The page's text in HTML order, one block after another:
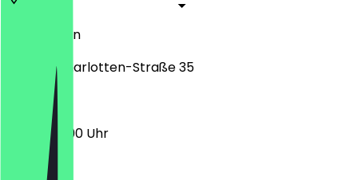
Berlin
Sophie-Charlotten-Straße 35
10:00 - 23:00 Uhr